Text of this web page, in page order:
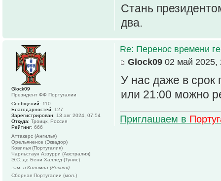
Стань
два.
Re: Перенос времени
Glock09 02 май 2025,
У нас даже в срок
или 21:00 можно
Приглашаем в
Glock09
Президент ФФ Португалии
Сообщений: 110
Благодарностей: 127
Зарегистрирован: 13 авг 2024, 07:54
Откуда: Троицк, Россия
Рейтинг: 666
Аттакерс (Ангилья)
Орельяненсе (Эквадор)
Ковилья (Португалия)
Чарльстаун Аззурри (Австралия)
Э.С. де Бени Халлед (Тунис)
зам. в Коломна (Россия)
Сборная Португалии (мол.)